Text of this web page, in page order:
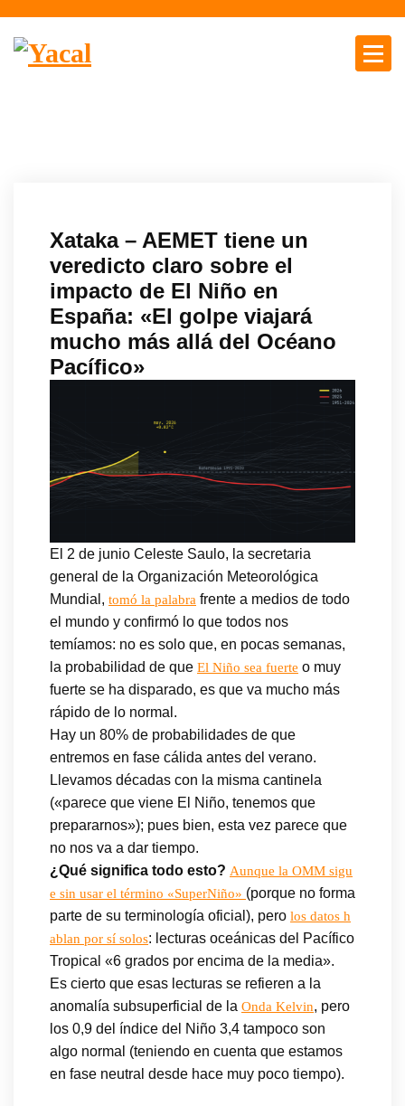
Xataka – AEMET tiene un
veredicto claro sobre el
impacto de El Niño en
España: «El golpe viajará
mucho más allá del Océano
Pacífico»
El 2 de junio Celeste Saulo, la secretaria
general de la Organización Meteorológica
Mundial, tomó la palabra frente a medios de todo
el mundo y confirmó lo que todos nos
temíamos: no es solo que, en pocas semanas,
la probabilidad de que El Niño sea fuerte o muy
fuerte se ha disparado, es que va mucho más
rápido de lo normal.
Hay un 80% de probabilidades de que
entremos en fase cálida antes del verano.
Llevamos décadas con la misma cantinela
(«parece que viene El Niño, tenemos que
prepararnos»); pues bien, esta vez parece que
no nos va a dar tiempo.
¿Qué significa todo esto? Aunque la OMM sigu
e sin usar el término «SuperNiño» (porque no forma
parte de su terminología oficial), pero los datos h
ablan por sí solos: lecturas oceánicas del Pacífico
Tropical «6 grados por encima de la media».
Es cierto que esas lecturas se refieren a la
anomalía subsuperficial de la Onda Kelvin, pero
los 0,9 del índice del Niño 3,4 tampoco son
algo normal (teniendo en cuenta que estamos
en fase neutral desde hace muy poco tiempo).